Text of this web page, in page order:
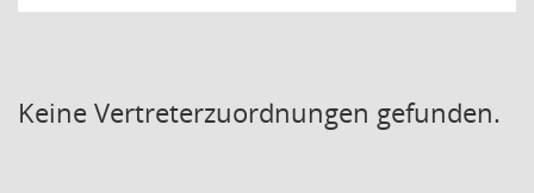
Keine Vertreterzuordnungen gefunden.